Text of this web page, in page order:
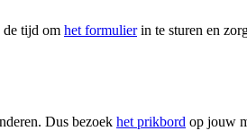
de tijd om het formulierin te sturen en
Dus bezoek het prikbord op jouw